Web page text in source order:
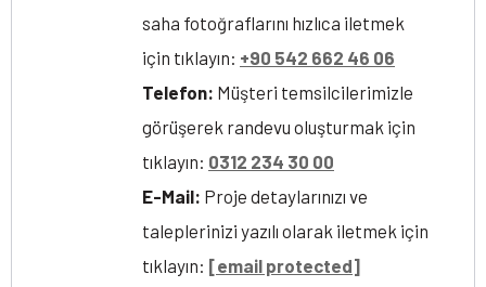
saha fotoğraflarını hızlıca iletmek
için tıklayın: +90 542 662 46 06
Telefon: Müşteri temsilcilerimizle
görüşerek randevu oluşturmak için
tıklayın: 0312 234 30 00
E-Mail: Proje detaylarınızı ve
taleplerinizi yazılı olarak iletmek için
tıklayın: [email protected]